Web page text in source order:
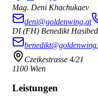
Mag. Deni Khachukaev
deni@goldenwing.at
DI (FH) Benedikt
Czeikestrasse 4/21
1100 Wien
Leistungen